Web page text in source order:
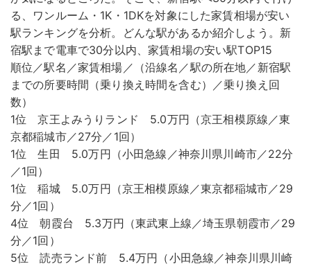
る、ワンルーム・1K・1DKを対象にした家賃相場が安い
駅ランキングを分析。どんな駅があるか紹介しよう。新
宿駅まで電車で30分以内、家賃相場の安い駅TOP15
順位／駅名／家賃相場／（沿線名／駅の所在地／新宿駅
までの所要時間（乗り換え時間を含む）／乗り換え回
数）
1位 京王よみうりランド 5.0万円（京王相模原線／東
京都稲城市／27分／1回）
1位 生田 5.0万円（小田急線／神奈川県川崎市／22分
／1回）
1位 稲城 5.0万円（京王相模原線／東京都稲城市／29
分／1回）
4位 朝霞台 5.3万円（東武東上線／埼玉県朝霞市／29
分／1回）
5位 読売ランド前 5.4万円（小田急線／神奈川県川崎